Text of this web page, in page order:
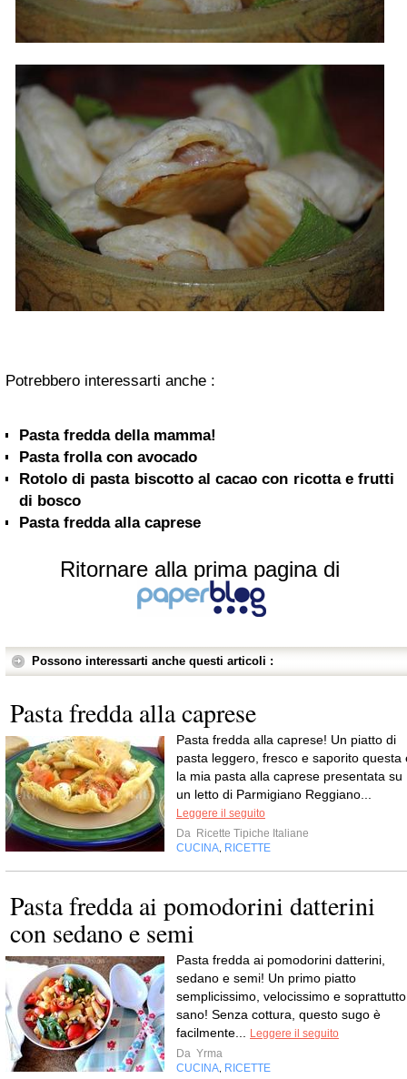
Potrebbero interessarti anche :
Pasta fredda della mamma!
Pasta frolla con avocado
Rotolo di pasta biscotto al cacao con ricotta e frutti
di bosco
Pasta fredda alla caprese
Ritornare alla prima pagina di
Possono interessarti anche questi articoli :
Pasta fredda alla caprese
Pasta fredda alla caprese! Un piatto di
pasta leggero, fresco e saporito questa
la mia pasta alla caprese presentata su
un letto di Parmigiano Reggiano...
Leggere il seguito
Da Ricette Tipiche Italiane
CUCINA RICETTE
Pasta fredda ai pomodorini datterini
con sedano e semi
Pasta fredda ai pomodorini datterini,
sedano e semi! Un primo piatto
semplicissimo, velocissimo e soprattutto
sano! Senza cottura, questo sugo è
facilmente...
Leggere il seguito
Da Yrma
CUCINA RICETTE